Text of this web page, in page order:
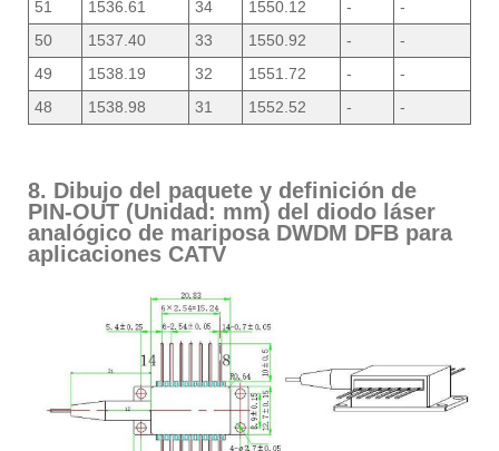
51
1536.61 34 1550.12 -
-
50
1537.40 33 1550.92 -
-
49
1538.19 32 1551.72 -
-
48
1538.98 31 1552.52 - -
8. Dibujo del paquete y definición de
PIN-OUT (Unidad: mm) del diodo láser
analógico de mariposa DWDM DFB para
aplicaciones CATV